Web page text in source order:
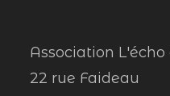
Association L'écho
22 rue Faideau